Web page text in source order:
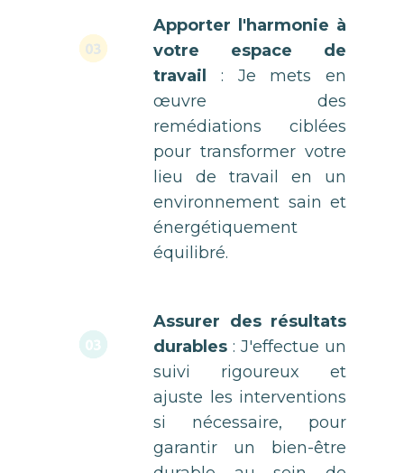
03
Apporter l'harmonie à
votre espace de
travail
: Je mets en
œuvre des
remédiations ciblées
pour transformer votre
lieu de travail en un
environnement sain et
énergétiquement
équilibré.
03
Assurer des résultats
durables : J'effectue un
suivi rigoureux et
ajuste les interventions
si nécessaire, pour
garantir un bien-être